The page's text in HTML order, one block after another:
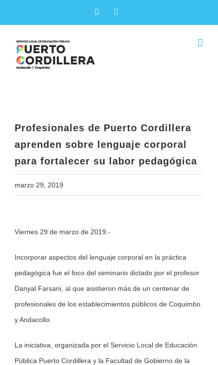
Facebook
Profesionales de Puerto Cordillera
aprenden sobre lenguaje corporal
para fortalecer su labor pedagógica
marzo 29, 2019
Larger
Viernes 29 de marzo de 2019.-
Incorporar aspectos del lenguaje corporal en la práctica
pedagógica fue el foco del seminario dictado por el profesor
Danyal Farsani, al que asistieron más de un centenar de
profesionales de los establecimientos públicos de Coquimbo
y Andacollo.
La iniciativa, organizada por el Servicio Local de Educación
Pública Puerto Cordillera y la Facultad de Gobierno de la